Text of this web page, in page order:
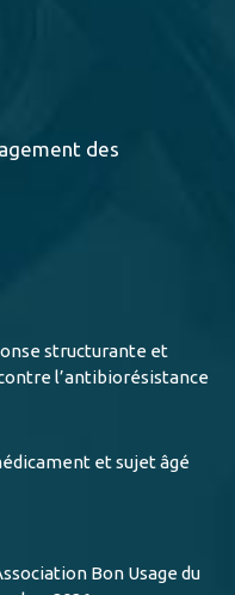
des
structurante et
l’antibiorésistance
et sujet âgé
Bon Usage du